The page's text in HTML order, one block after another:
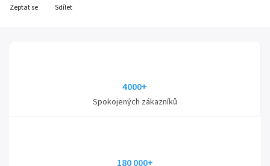
Zeptat se Sdílet
4000+
Spokojených zákazníků
180 000+